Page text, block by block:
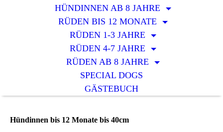
HÜNDINNEN AB 8 JAHRE
RÜDEN BIS 12 MONATE
RÜDEN 1-3 JAHRE
RÜDEN 4-7 JAHRE
RÜDEN AB 8 JAHRE
SPECIAL DOGS
GÄSTEBUCH
Hündinnen bis 12 Monate bis 40cm